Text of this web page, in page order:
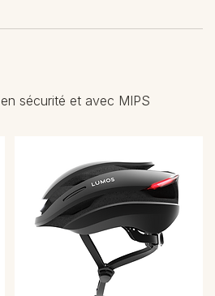
sécurité et avec MIPS